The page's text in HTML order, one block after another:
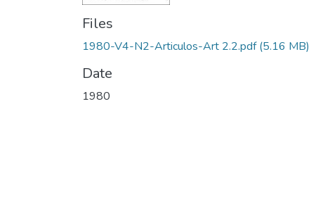
Files
1980-V4-N2-Articulos-Art 2.2.pdf(5.16 MB)
Date
1980